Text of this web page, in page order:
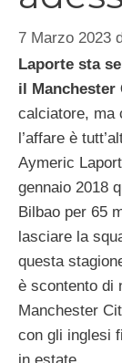
7 Marzo 2023
Laporte sta
il Manchester
calciatore, ma
l’affare è
Aymeric
gennaio 2018
Bilbao per 65
lasciare la
questa
è scontento di
Manchester
con gli inglesi